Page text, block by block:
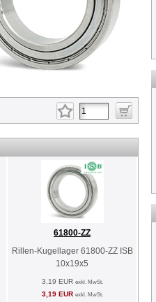
61800-ZZ
Rillen-Kugellager 61800-ZZ ISB
10x19x5
3,19 EUR exkl. MwSt.
3,19 EUR exkl. MwSt.